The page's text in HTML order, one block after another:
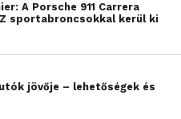
idén
A Porsche 911 Carrera
Z sportabroncsokkal kerül ki
jövője – lehetőségek és